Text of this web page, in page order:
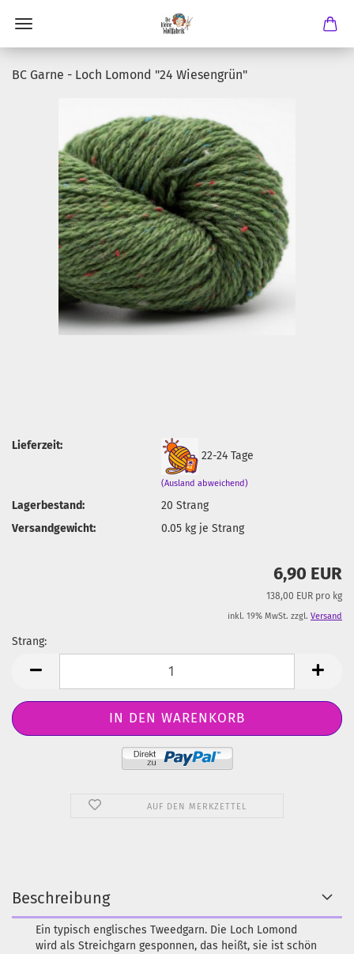
BC Garne - Loch Lomond "24 Wiesengrün"
Lieferzeit:
22-24 Tage
(Ausland abweichend)
Lagerbestand: 20Strang
Versandgewicht:
0.05 kg je Strang
6,90 EUR
138,00 EUR pro kg
inkl. 19% MwSt. zzgl. Versand
Strang:
AUF DEN MERKZETTEL
Beschreibung
Ein typisch englisches Tweedgarn. Die Loch Lomond
wird als Streichgarn gesponnen, das heißt, sie ist schön